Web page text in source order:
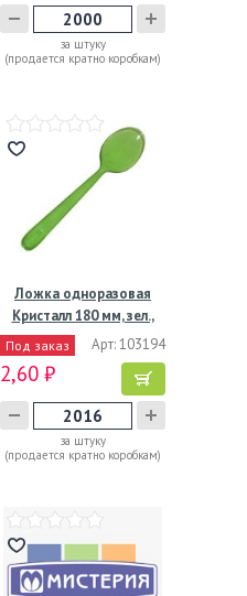
за штуку
(продается кратно коробкам)
Ложка одноразовая
Кристалл 180 мм, зел.,
ПС,…
Под заказ Арт: 103194
2,60 ₽
за штуку
(продается кратно коробкам)